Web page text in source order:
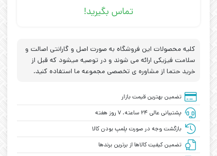
تماس بگیرید!
کلیه محصولات این فروشگاه به صورت اصل و گارانتی اصالت و
سلامت فیزیکی ارائه می شوند و در توصیه میشود که قبل از
خرید حتما از مشاوره ی تخصصی مجموعه ما استفاده کنید.
تضمین بهترین قیمت بازار
پشتیبانی عالی ۲۴ ساعته، ۷ روز هفته
بازگشت وجه در صورت پلمپ بودن کالا
تضمین کیفیت کالاها از برترین برندها